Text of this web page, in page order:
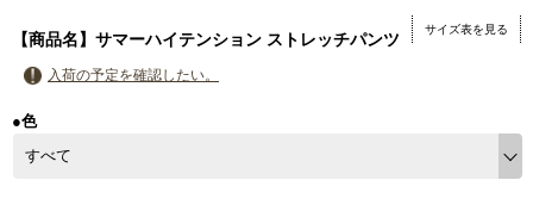
【商品名】サマーハイテンション ストレッチパンツ
サイズ表を見る
入荷の予定を確認したい。
●色